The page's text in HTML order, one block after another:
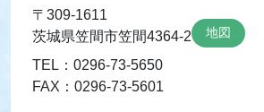
〒309-1611
茨城県笠間市笠間4364-2
地図
TEL：0296-73-5650
FAX：0296-73-5601